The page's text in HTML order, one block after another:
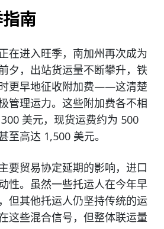
南
在进入旺季，南加州再次成为
夕，出站货运量不断攀升，铁
更早地征收附加费——这清楚
管理运力。这些附加费各不相
美元，现货运费约为 500
至高达 1,500 美元。
要贸易协定延期的影响，进口
性。虽然一些托运人在今年早
但其他托运人仍坚持传统的运
这些混合信号，但整体联运量